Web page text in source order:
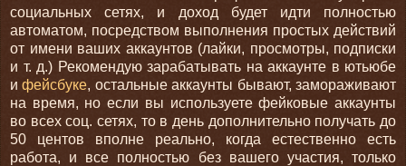
социальных сетях, и доход будет идти полностью
автоматом, посредством выполнения простых действий
от имени ваших аккаунтов (лайки, просмотры, подписки
и т. д.) Рекомендую зарабатывать на аккаунте в ютьюбе
ифейсбуке, остальные аккаунты бывают, замораживают
на время, но если вы используете фейковые аккаунты
во всех соц. сетях, то в день дополнительно получать до
50 центов вполне реально, когда естественно есть
работа, и все полностью без вашего участия, только